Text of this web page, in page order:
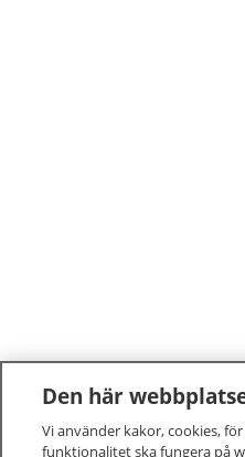
Den här
Vi använder kakor, cookies,
funktionalitet ska fungera på